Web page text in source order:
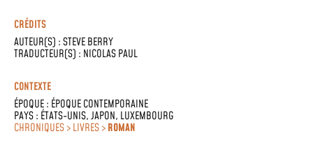
CRÉDITS
AUTEUR(S) :STEVE BERRY
TRADUCTEUR(S) : NICOLAS PAUL
CONTEXTE
ÉPOQUE : ÉPOQUE CONTEMPORAINE
PAYS : ÉTATS-UNIS,JAPON, LUXEMBOURG
CHRONIQUES > LIVRES >ROMAN